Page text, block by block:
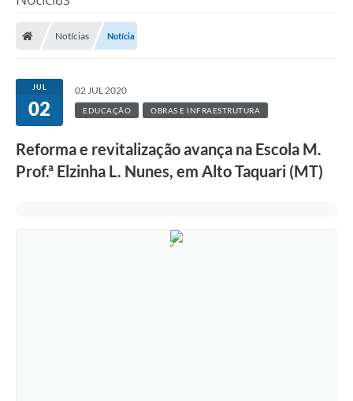
Notícias Notícia
JUL
02
02 JUL 2020
EDUCAÇÃO OBRAS E INFRAESTRUTURA
Reforma e revitalização avança na Escola M.
Prof.ª Elzinha L. Nunes, em Alto Taquari (MT)